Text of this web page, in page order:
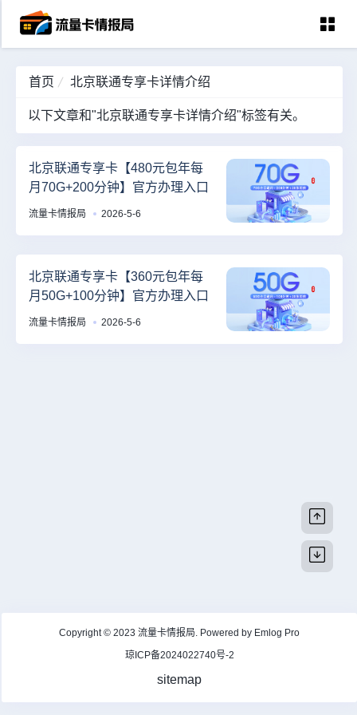
中国移动
中国联通
首页 北京联通专享卡详情介绍
以下文章和"北京联通专享卡详情介绍"标签有关。
北京联通专享卡【480元包年每
月70G+200分钟】官方办理入口
流量卡情报局 2026-5-6
北京联通专享卡【360元包年每
月50G+100分钟】官方办理入口
流量卡情报局 2026-5-6
Copyright © 2023 流量卡情报局. Powered by Emlog Pro
琼ICP备2024022740号-2
sitemap